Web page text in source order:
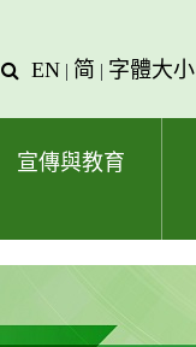
查
字
EN | 简 | 字體大小
宣傳與教育